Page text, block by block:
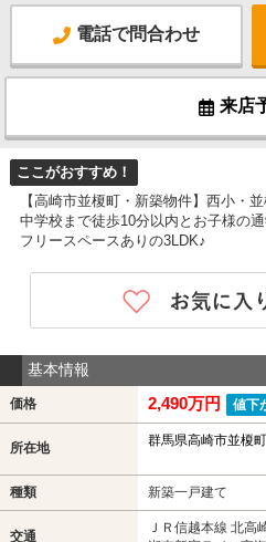
電話で問合わせ
来店
ここがおすすめ！
【高崎市並榎町・新築物件】西小・
中学校まで徒歩10分以内とお子様の
フリースペースありの3LDK♪
基本情報
価格 2,490万円 値下
所在地 群馬県高崎市並榎町
種類 新築一戸建て
交通
ＪＲ信越本線 北高